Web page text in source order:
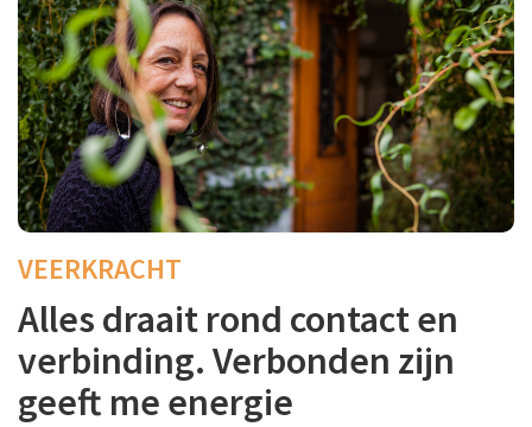
VEERKRACHT
Alles draait rond contact en
verbinding. Verbonden zijn
geeft me energie